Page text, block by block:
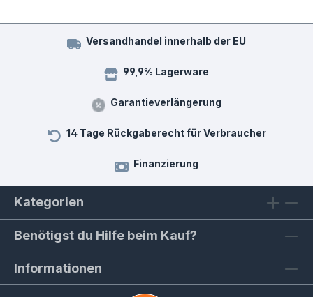
Versandhandel innerhalb der EU
99,9% Lagerware
Garantieverlängerung
14 Tage Rückgaberecht für Verbraucher
Finanzierung
Kategorien
Benötigst du Hilfe beim Kauf?
Informationen